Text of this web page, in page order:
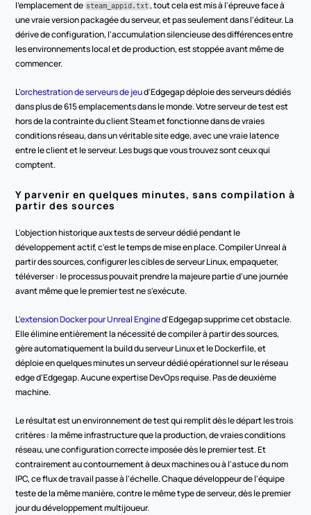
l'emplacement de steam_appid.txt , tout cela est mis à l'épreuve face à
une vraie version packagée du serveur, et pas seulement dans l'éditeur. La
dérive de configuration, l'accumulation silencieuse des différences entre
les environnements local et de production, est stoppée avant même de
commencer.
L'orchestration de serveurs de jeu d'Edgegap déploie des serveurs dédiés
dans plus de 615 emplacements dans le monde. Votre serveur de test est
hors de la contrainte du client Steam et fonctionne dans de vraies
conditions réseau, dans un véritable site edge, avec une vraie latence
entre le client et le serveur. Les bugs que vous trouvez sont ceux qui
comptent.
Y parvenir en quelques minutes, sans compilation à
partir des sources
L'objection historique aux tests de serveur dédié pendant le
développement actif, c'est le temps de mise en place. Compiler Unreal à
partir des sources, configurer les cibles de serveur Linux, empaqueter,
téléverser : le processus pouvait prendre la majeure partie d'une journée
avant même que le premier test ne s'exécute.
L'extension Docker pour Unreal Engine d'Edgegap supprime cet obstacle.
Elle élimine entièrement la nécessité de compiler à partir des sources,
gère automatiquement la build du serveur Linux et le Dockerfile, et
déploie en quelques minutes un serveur dédié opérationnel sur le réseau
edge d'Edgegap. Aucune expertise DevOps requise. Pas de deuxième
machine.
Le résultat est un environnement de test qui remplit dès le départ les trois
critères : la même infrastructure que la production, de vraies conditions
réseau, une configuration correcte imposée dès le premier test. Et
contrairement au contournement à deux machines ou à l'astuce du nom
IPC, ce flux de travail passe à l'échelle. Chaque développeur de l'équipe
teste de la même manière, contre le même type de serveur, dès le premier
jour du développement multijoueur.